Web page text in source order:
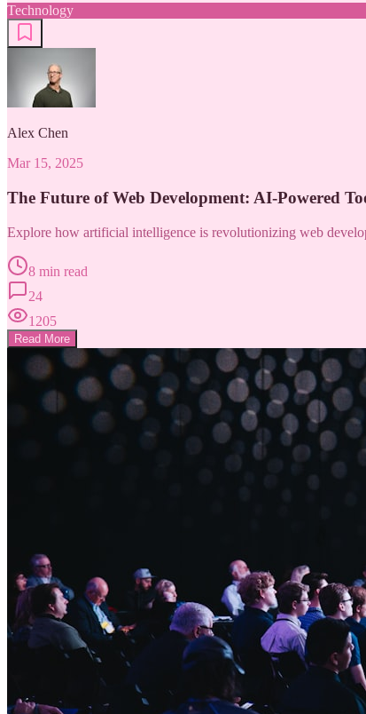
Technology
Alex Chen
Mar 15, 2025
The Future of Web Development: AI-Powered
Explore how artificial intelligence is revolutionizing web
8 min read
24
1205
Read More